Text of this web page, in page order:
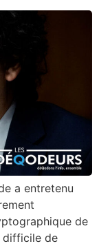
a entretenu
de
difficile de